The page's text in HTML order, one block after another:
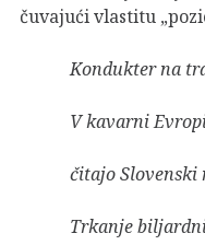
čuvajući vlastitu
Kondukter na
V kavarni
čitajo Slovenski
Trkanje